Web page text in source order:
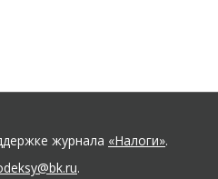
журнала «Налоги».
.